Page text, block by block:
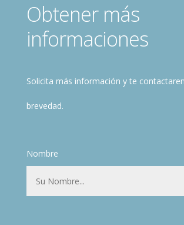
Obtener más
informaciones
Solicita más información y te
brevedad.
Nombre